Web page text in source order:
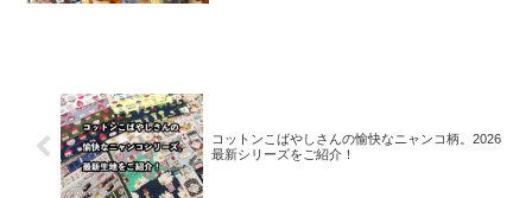
コットンこばやしさんの愉快なニャンコ柄。2026
最新シリーズをご紹介！